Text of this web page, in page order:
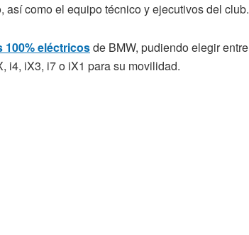
así como el equipo técnico y ejecutivos del club.
100% eléctricosde BMW, pudiendo elegir entre
i4, iX3, i7 o iX1 para su movilidad.